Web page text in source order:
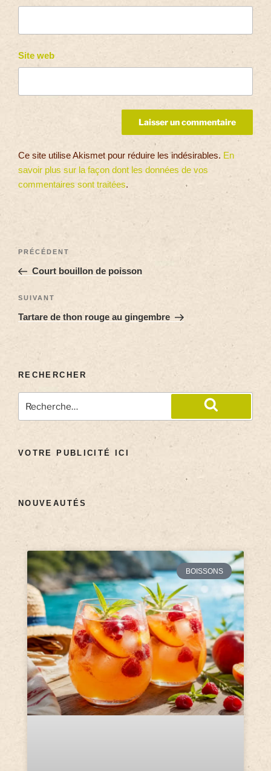
Site web
Ce site utilise Akismet pour réduire les indésirables. En
savoir plus sur la façon dont les données de vos
commentaires sont traitées.
PRÉCÉDENT
Court bouillon de poisson
SUIVANT
Tartare de thon rouge au gingembre
RECHERCHER
VOTRE PUBLICITÉ ICI
NOUVEAUTÉS
BOISSONS